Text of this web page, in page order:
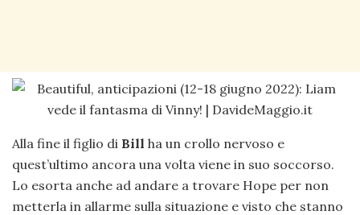
Alla fine il figlio di Bill ha un crollo nervoso e
quest’ultimo ancora una volta viene in suo soccorso.
Lo esorta anche ad andare a trovare Hope per non
metterla in allarme sulla situazione e visto che stanno